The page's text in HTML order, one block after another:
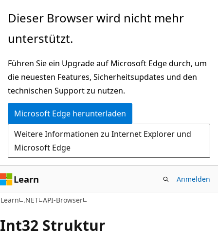
Zu
wechseln
Zur
springen
Dieser Browser wird nicht mehr
unterstützt.
Führen Sie ein Upgrade auf Microsoft Edge durch, um
die neuesten Features, Sicherheitsupdates und den
technischen Support zu nutzen.
Microsoft Edge herunterladen
Weitere Informationen zu Internet Explorer und
Microsoft Edge
Learn Anmelden
Learn .NET API-Browser
Int32 Struktur